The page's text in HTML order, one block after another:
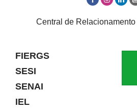
Central de Relacionamento
FIERGS
SESI
SENAI
IEL